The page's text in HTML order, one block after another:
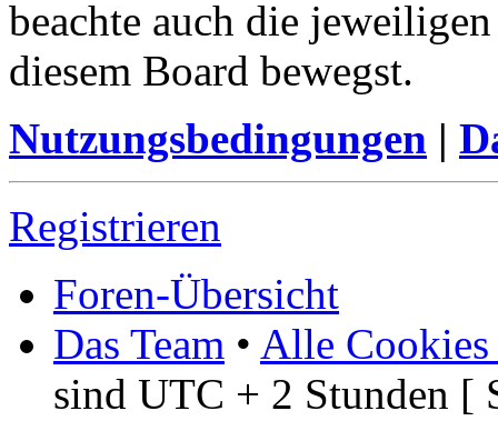
beachte auch die
diesem Board bewegst.
Nutzungsbedingungen |
Registrieren
Foren-Übersicht
Das Team • Alle Cookies
sind UTC + 2 Stunden [